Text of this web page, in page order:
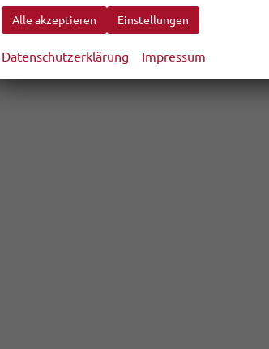
Alle akzeptieren Einstellungen
Datenschutzerklärung Impressum